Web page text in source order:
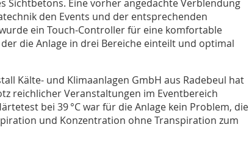
Sichtbetons. Eine vorher angedachte Verblendung
den Events und der entsprechenden
ein Touch-Controller für eine komfortable
die Anlage in drei Bereiche einteilt und optimal
Kälte- und Klimaanlagen GmbH aus Radebeul hat
reichlicher Veranstaltungen im Eventbereich
bei 39 °C war für die Anlage kein Problem, die
und Konzentration ohne Transpiration zum